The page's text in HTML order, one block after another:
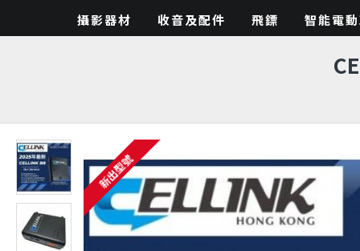
攝影器材 收音及配件 飛鏢 智能電
新出型號